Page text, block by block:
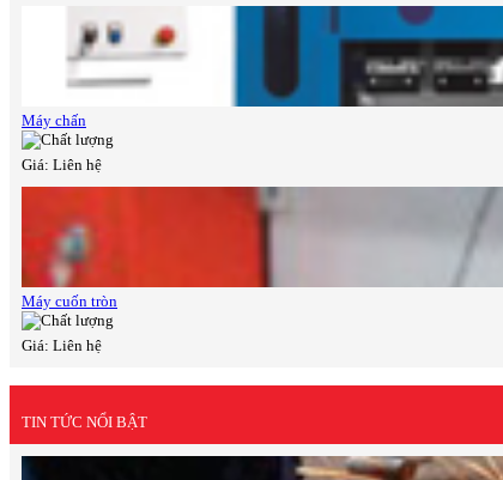
Máy chấn
Giá: Liên hệ
Máy cuốn tròn
Giá: Liên hệ
TIN TỨC NỔI BẬT